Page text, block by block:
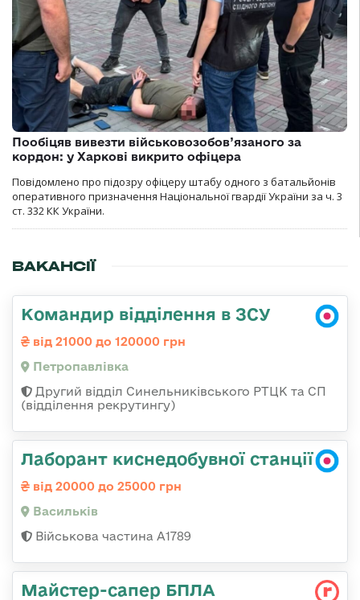
Пообіцяв вивезти військовозобов’язаного за
кордон: у Харкові викрито офіцера
Повідомлено про підозру офіцеру штабу одного з батальйонів
оперативного призначення Національної гвардії України за ч. 3
ст. 332 КК України.
ВАКАНСІЇ
Командир відділення в ЗСУ
від 21000 до 120000 грн
Петропавлівка
Другий відділ Синельниківського РТЦК та СП
(відділення рекрутингу)
Лаборант киснедобувної станції
від 20000 до 25000 грн
Васильків
Військова частина А1789
Майстер-сапер БПЛА